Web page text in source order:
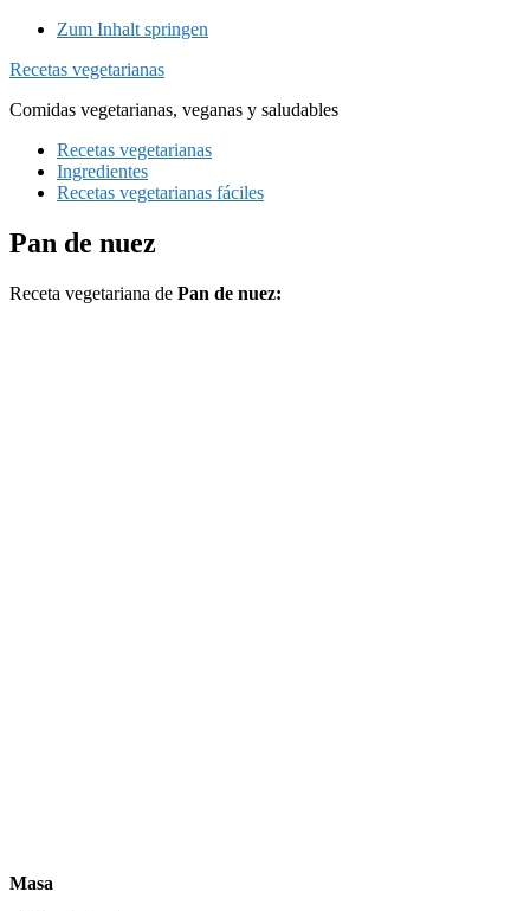
Zum Inhalt springen
Recetas vegetarianas
Comidas vegetarianas, veganas y saludables
Recetas vegetarianas
Ingredientes
Recetas vegetarianas fáciles
Pan de nuez
Receta vegetariana de Pan de nuez:
Masa